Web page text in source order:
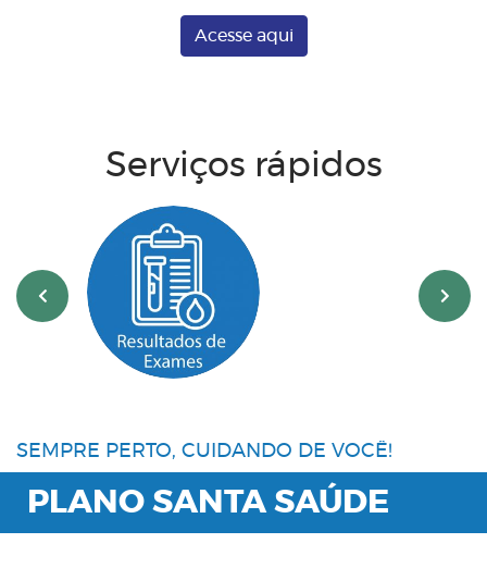
Acesse aqui
Serviços rápidos
‹ ›
SEMPRE PERTO, CUIDANDO DE VOCÊ!
PLANO SANTA SAÚDE